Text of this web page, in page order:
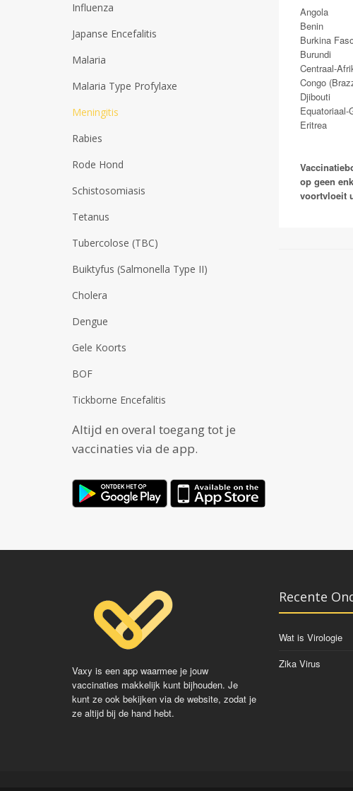
Influenza
Japanse Encefalitis
Malaria
Malaria Type Profylaxe
Meningitis
Rabies
Rode Hond
Schistosomiasis
Tetanus
Tubercolose (TBC)
Buiktyfus (Salmonella Type II)
Cholera
Dengue
Gele Koorts
BOF
Tickborne Encefalitis
Altijd en overal toegang tot je
vaccinaties via de app.
Angola
Benin
Burkina
Burundi
Centraal-
Congo
Djibouti
Equatoriaal-
Eritrea
op geen
voortvloeit
Vaxy is een app waarmee je jouw
vaccinaties makkelijk kunt bijhouden. Je
kunt ze ook bekijken via de website, zodat je
ze altijd bij de hand hebt.
Recente
Wat is Virologie
Zika Virus